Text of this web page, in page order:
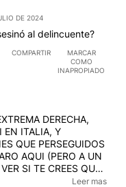
DE 2024
al delincuente?
COMPARTIR
MARCAR
COMO
INAPROPIADO
DERECHA,
EN ITALIA, Y
QUE PERSEGUIDOS
AQUI (PERO A UN
SI TE CREES QUE
PAVOTA EL MANDO
Leer mas